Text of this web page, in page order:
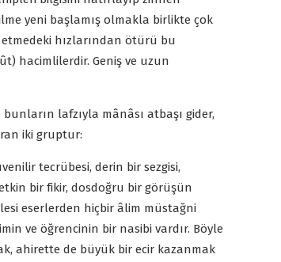
yeni başlamış olmakla birlikte çok
hızlarından ötürü bu
hacimlilerdir. Geniş ve uzun
lafzıyla mânâsı atbaşı gider,
iki gruptur:
tecrübesi, derin bir sezgisi,
bir fikir, dosdoğru bir görüşün
eserlerden hiçbir âlim müstağni
ve öğrencinin bir nasibi vardır. Böyle
ahirette de büyük bir ecir kazanmak